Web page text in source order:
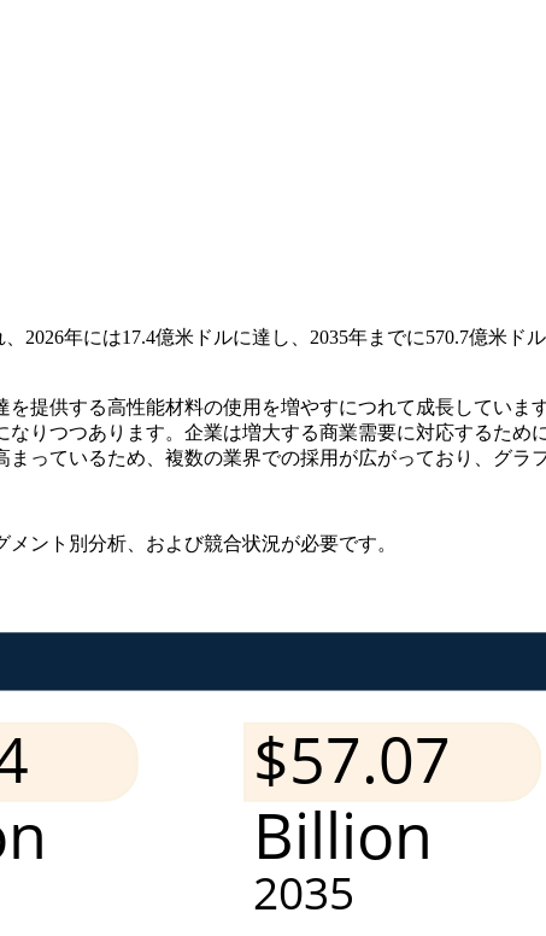
2026年には17.4億米ドルに達し、2035年までに570.7億米ド
提供する高性能材料の使用を増やすにつれて成長してい
りつつあります。企業は増大する商業需要に対応するため
っているため、複数の業界での採用が広がっており、グラ
メント別分析、および競合状況が必要です。